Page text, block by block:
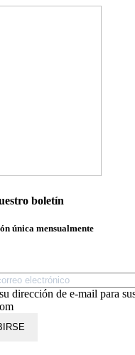
boletín
única mensualmente
dirección de e-mail para